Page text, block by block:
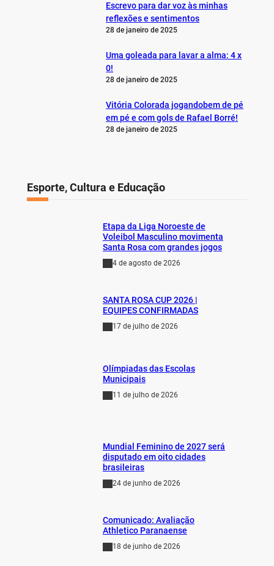
Escrevo para dar voz às minhas
reflexões e sentimentos
28 de janeiro de 2025
Uma goleada para lavar a alma: 4 x
0!
28 de janeiro de 2025
Vitória Colorada jogandobem de pé
em pé e com gols de Rafael Borré!
28 de janeiro de 2025
Esporte, Cultura e Educação
Etapa da Liga Noroeste de
Voleibol Masculino movimenta
Santa Rosa com grandes jogos
4 de agosto de 2026
SANTA ROSA CUP 2026 |
EQUIPES CONFIRMADAS
17 de julho de 2026
Olímpiadas das Escolas
Municipais
11 de julho de 2026
Mundial Feminino de 2027 será
disputado em oito cidades
brasileiras
24 de junho de 2026
Comunicado: Avaliação
Athletico Paranaense
18 de junho de 2026